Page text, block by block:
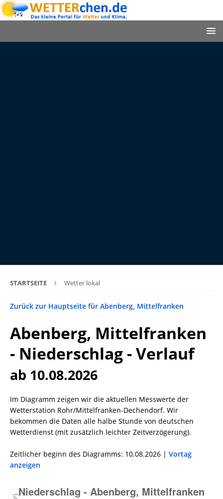
STARTSEITE Wetter lokal
Zurück zur Hauptseite für Abenberg, Mittelfranken
Abenberg, Mittelfranken
- Niederschlag - Verlauf
ab 10.08.2026
Im Diagramm zeigen wir die aktuellen Messwerte der
Wetterstation Rohr/Mittelfranken-Dechendorf. Wir
bekommen die Daten alle halbe Stunde von deutschen
Wetterdienst (mit zusätzlich leichter Zeitverzögerung).
Zeitlicher beginn des Diagramms: 10.08.2026 | Vortag
anzeigen